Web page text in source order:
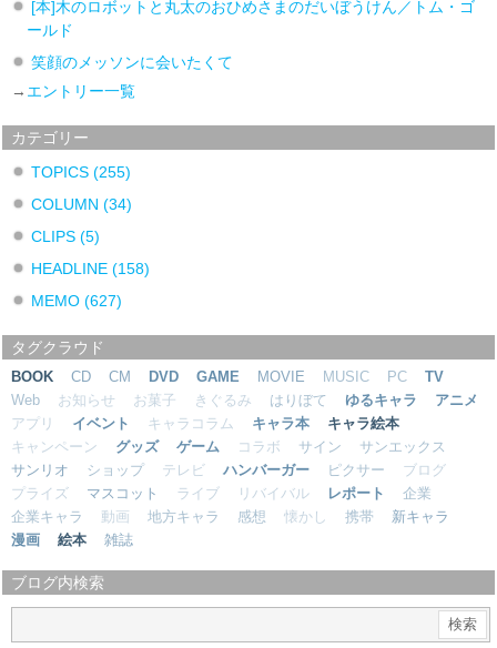
[本]木のロボットと丸太のおひめさまのだいぼうけん／トム・ゴ
ールド
笑顔のメッソンに会いたくて
→ エントリー一覧
カテゴリー
TOPICS (255)
COLUMN (34)
CLIPS (5)
HEADLINE (158)
MEMO (627)
タグクラウド
BOOK CD CM DVD GAME MOVIE MUSIC PC
TV
Web
お知らせ お菓子 きぐるみ はりぼて ゆるキャラ
アニメ
アプリ
イベント キャラコラム キャラ本
キャラ絵本
キャンペーン
グッズ ゲーム コラボ サイン
サンエックス
サンリオ
ショップ テレビ ハンバーガー ピクサー
ブログ
プライズ
マスコット ライブ リバイバル レポート
企業
企業キャラ
動画 地方キャラ 感想 懐かし 携帯
新キャラ
漫画
絵本 雑誌
ブログ内検索